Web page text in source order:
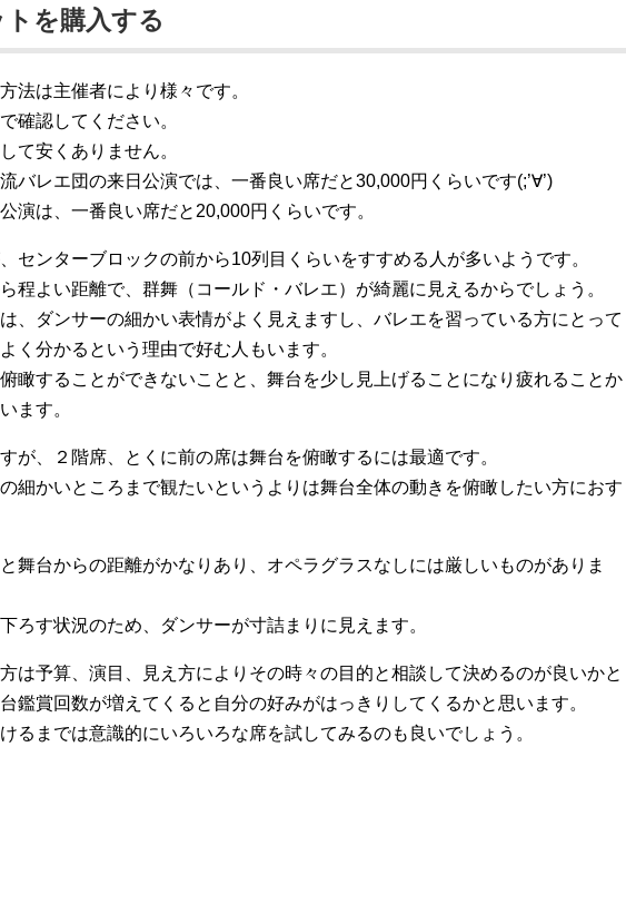
トを購入する
法は主催者により様々です。
確認してください。
て安くありません。
バレエ団の来日公演では、一番良い席だと30,000円くらいです(;’∀’)
演は、一番良い席だと20,000円くらいです。
センターブロックの前から10列目くらいをすすめる人が多いようです。
程よい距離で、群舞（コールド・バレエ）が綺麗に見えるからでしょう。
、ダンサーの細かい表情がよく見えますし、バレエを習っている方にとって
く分かるという理由で好む人もいます。
瞰することができないことと、舞台を少し見上げることになり疲れることか
ます。
が、２階席、とくに前の席は舞台を俯瞰するには最適です。
細かいところまで観たいというよりは舞台全体の動きを俯瞰したい方におす
舞台からの距離がかなりあり、オペラグラスなしには厳しいものがありま
ろす状況のため、ダンサーが寸詰まりに見えます。
は予算、演目、見え方によりその時々の目的と相談して決めるのが良いかと
鑑賞回数が増えてくると自分の好みがはっきりしてくるかと思います。
るまでは意識的にいろいろな席を試してみるのも良いでしょう。